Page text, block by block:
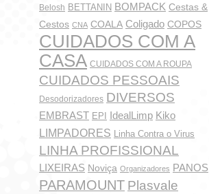
Belosh BETTANIN BOMPACK Cestas &
Cestos CNA COALA Coligado COPOS
CUIDADOS COM A
CASA CUIDADOS COM A ROUPA
CUIDADOS PESSOAIS
Desodorizadores DIVERSOS
EMBRAST EPI IdealLimp Kiko
LIMPADORES Linha Contra o Virus
LINHA PROFISSIONAL
LIXEIRAS Noviça Organizadores PANOS
PARAMOUNT Plasvale